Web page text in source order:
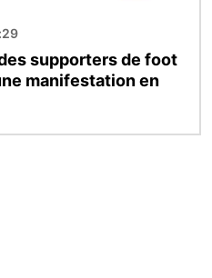
supporters de foot
manifestation en